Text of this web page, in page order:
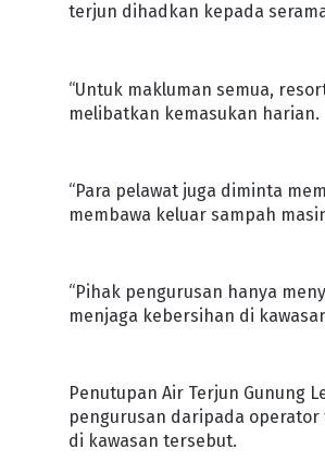
terjun dihadkan kepada
“Untuk makluman semua,
melibatkan kemasukan harian.
“Para pelawat juga diminta
membawa keluar sampah
“Pihak pengurusan hanya
menjaga kebersihan di
Penutupan Air Terjun Gunung
pengurusan daripada
di kawasan tersebut.